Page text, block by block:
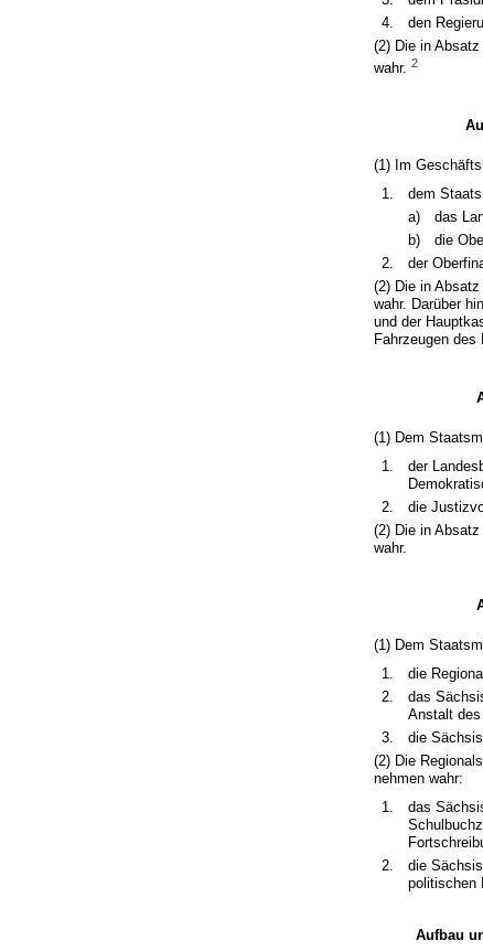
4.
den
(2) Die in
wahr.2
(1) Im
1.
dem
a)
das
b)
die
2.
der
(2) Die in
wahr. Darüber
und der
Fahrzeugen des
(1) Dem
1.
der
2.
die
(2) Die in
wahr.
(1) Dem
1.
die
2.
das
Anstalt
3.
die
(2) Die
nehmen wahr:
1.
das
2.
die
politischen
Aufbau